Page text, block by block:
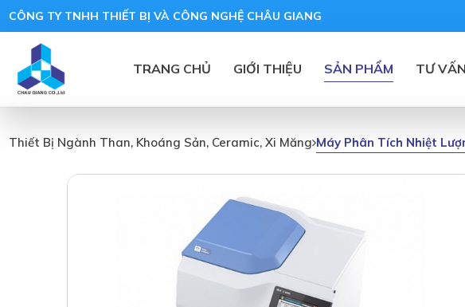
CÔNG TY TNHH THIẾT BỊ VÀ CÔNG NGHỆ CHÂU GIANG
TRANG CHỦ GIỚI THIỆU SẢN PHẨM TƯ VẤN
Thiết Bị Ngành Than, Khoáng Sản, Ceramic, Xi Măng Máy Phân Tích Nhiệt